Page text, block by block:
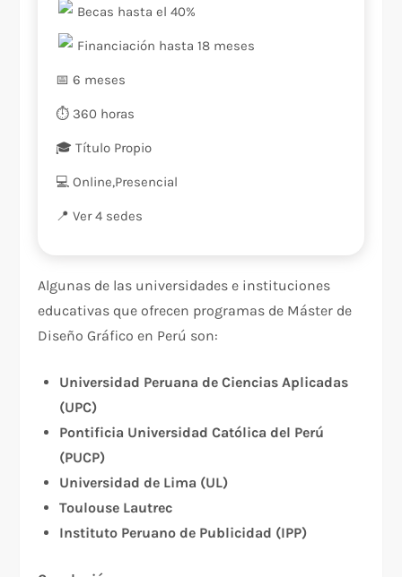
Becas hasta el 40%
Financiación hasta 18 meses
📅 6 meses
⏱️ 360 horas
🎓 Título Propio
💻 Online,Presencial
📍️ Ver 4 sedes
Algunas de las universidades e instituciones
educativas que ofrecen programas de Máster de
Diseño Gráfico en Perú son:
Universidad Peruana de Ciencias Aplicadas
(UPC)
Pontificia Universidad Católica del Perú
(PUCP)
Universidad de Lima (UL)
Toulouse Lautrec
Instituto Peruano de Publicidad (IPP)